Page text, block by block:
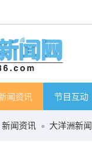
闻资讯 节目互动
新闻资讯 大洋洲新闻